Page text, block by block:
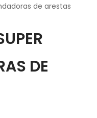
de arestas
DE